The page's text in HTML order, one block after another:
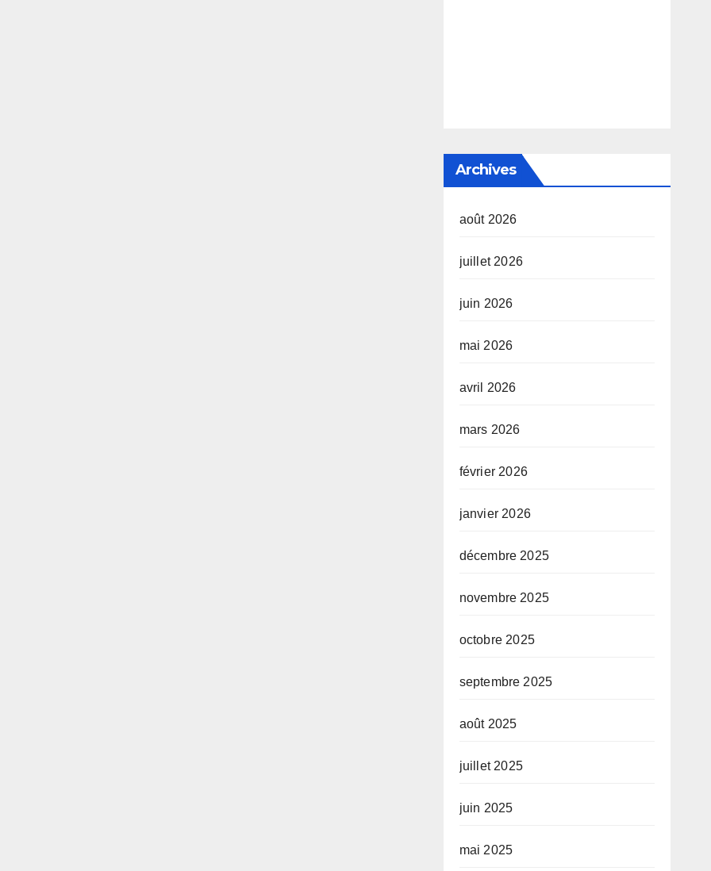
Archives
août 2026
juillet 2026
juin 2026
mai 2026
avril 2026
mars 2026
février 2026
janvier 2026
décembre 2025
novembre 2025
octobre 2025
septembre 2025
août 2025
juillet 2025
juin 2025
mai 2025